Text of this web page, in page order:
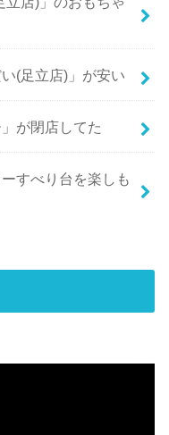
(足立店)」が安い
が閉店してた
すべり台を楽しも